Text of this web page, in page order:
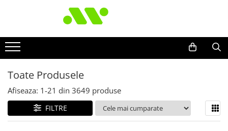
Toate Produsele
Afiseaza: 1-21 din 3649 produse
FILTRE